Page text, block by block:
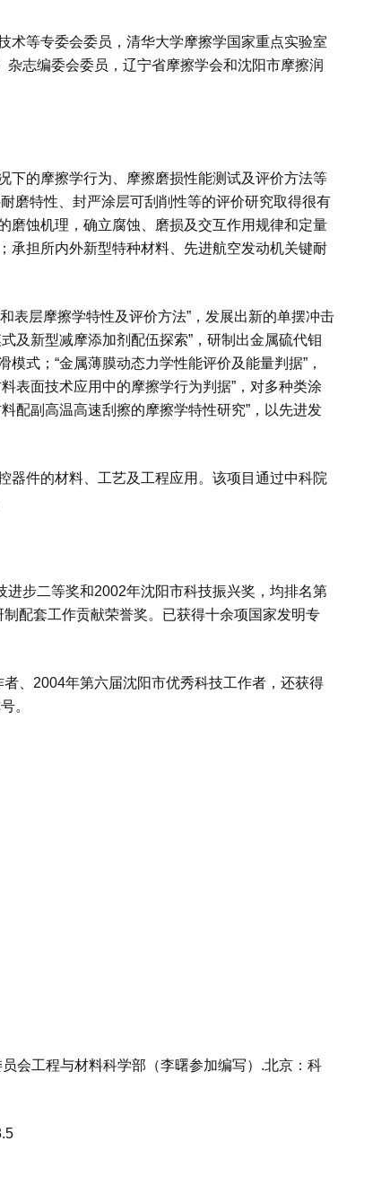
等专委会委员，清华大学摩擦学国家重点实验室
志编委会委员，辽宁省摩擦学会和沈阳市摩擦润
的摩擦学行为、摩擦磨损性能测试及评价方法等
磨特性、封严涂层可刮削性等的评价研究取得很有
磨蚀机理，确立腐蚀、磨损及交互作用规律和定量
承担所内外新型特种材料、先进航空发动机关键耐
层摩擦学特性及评价方法”，发展出新的单摆冲击
及新型减摩添加剂配伍探索”，研制出金属硫代钼
式；“金属薄膜动态力学性能评价及能量判据”，
表面技术应用中的摩擦学行为判据”，对多种类涂
配副高温高速刮擦的摩擦学特性研究”，以先进发
件的材料、工艺及工程应用。该项目通过中科院
进步二等奖和2002年沈阳市科技振兴奖， 均排名第
配套工作贡献荣誉奖。已获得十余项国家发明专
、 2004年第六届沈阳市优秀科技工作者，还获得
。
会工程与材料科学部（李曙参加编写） .北京：科